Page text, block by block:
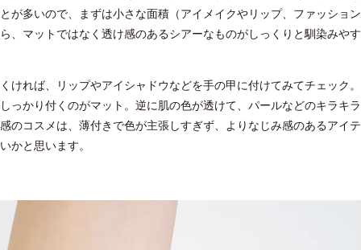
が多いので、まずは小さな面積（アイメイクやリップ、ファッション
、マットではなく透け感のあるシアーなものがしっくりと馴染みやす
れば、リップやアイシャドウなどを手の甲に付けてみてチェック。
っかり付くのがマット。逆に肌の色が透けて、パールなどのキラキラ
のコスメは、薄付きで色が主張しすぎず、よりなじみ感のあるアイテ
かと思います。